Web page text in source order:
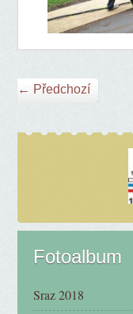
← Předchozí
Fotoalbum
Sraz 2018